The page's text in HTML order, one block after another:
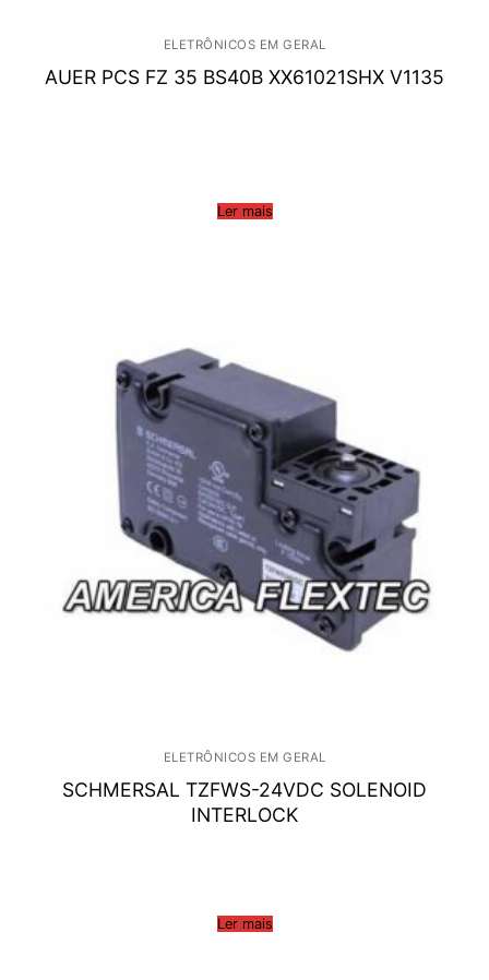
ELETRÔNICOS EM GERAL
AUER PCS FZ 35 BS40B XX61021SHX V1135
Ler mais
ELETRÔNICOS EM GERAL
SCHMERSAL TZFWS-24VDC SOLENOID
INTERLOCK
Ler mais